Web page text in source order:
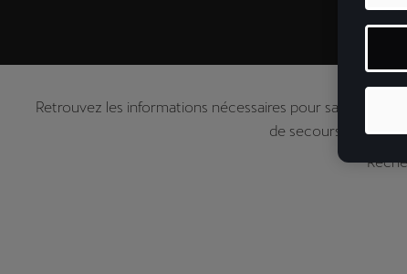
Retrouvez les informations nécessaires pour sauver
de secours sur la